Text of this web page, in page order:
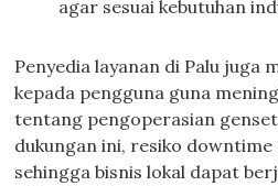
agar sesuai kebutuhan
Penyedia layanan di Palu juga
kepada pengguna guna
tentang pengoperasian
dukungan ini, resiko
sehingga bisnis lokal dapat